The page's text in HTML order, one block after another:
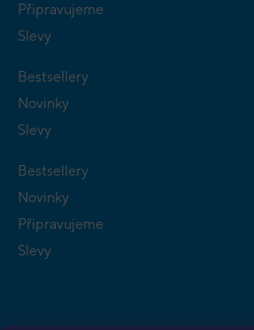
Připravujeme
Slevy
Bestsellery
Novinky
Slevy
Bestsellery
Novinky
Připravujeme
Slevy